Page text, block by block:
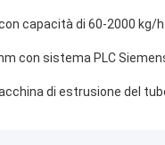
capacità di 60-2000
con sistema PLC
di estrusione del